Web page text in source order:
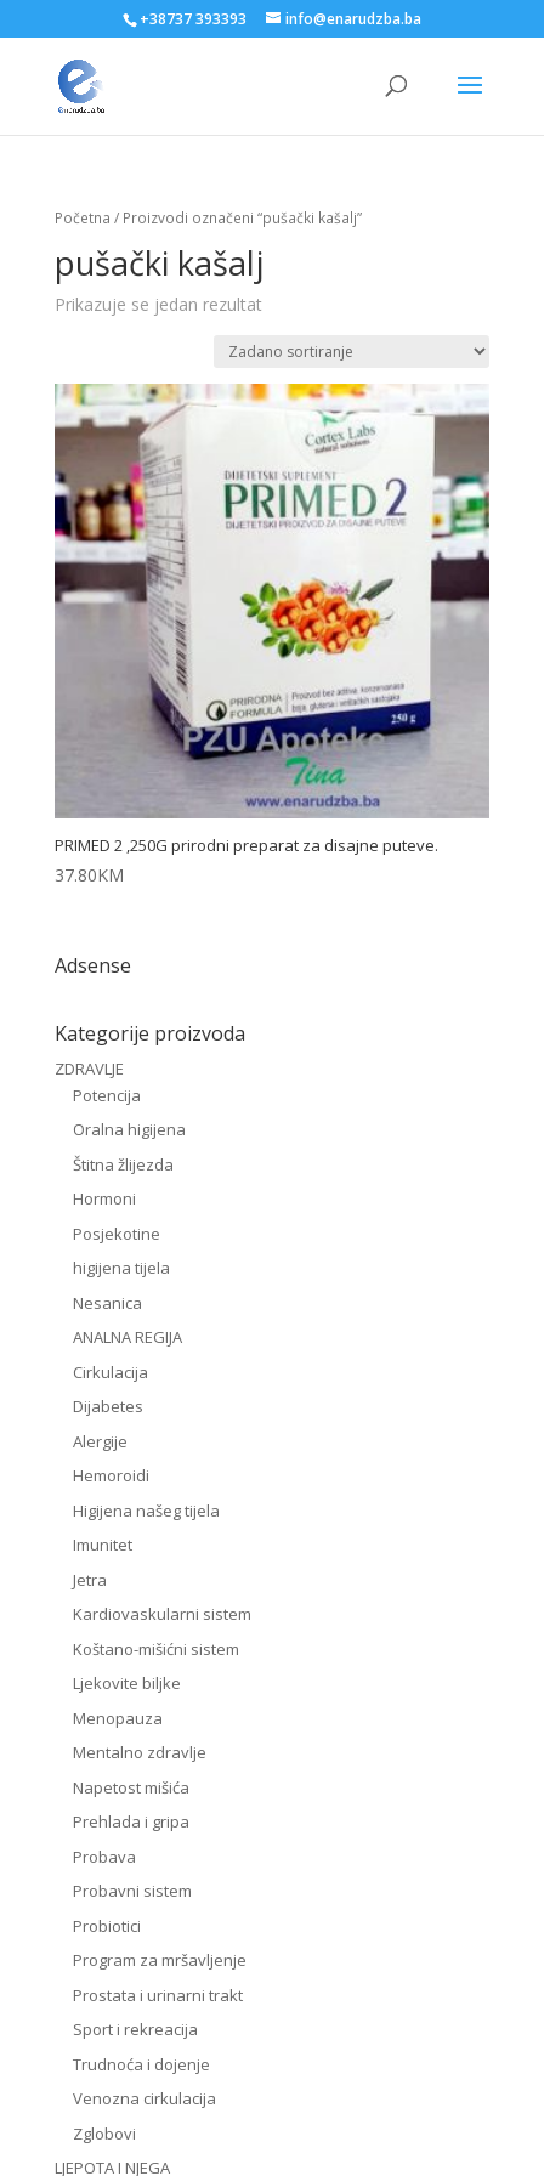
+38737 393393 info@enarudzba.ba
Početna / Proizvodi označeni “pušački kašalj”
pušački kašalj
Prikazuje se jedan rezultat
PRIMED 2 ,250G prirodni preparat za disajne puteve.
37.80KM
Adsense
Kategorije proizvoda
ZDRAVLJE
Potencija
Oralna higijena
Štitna žlijezda
Hormoni
Posjekotine
higijena tijela
Nesanica
ANALNA REGIJA
Cirkulacija
Dijabetes
Alergije
Hemoroidi
Higijena našeg tijela
Imunitet
Jetra
Kardiovaskularni sistem
Koštano-mišićni sistem
Ljekovite biljke
Menopauza
Mentalno zdravlje
Napetost mišića
Prehlada i gripa
Probava
Probavni sistem
Probiotici
Program za mršavljenje
Prostata i urinarni trakt
Sport i rekreacija
Trudnoća i dojenje
Venozna cirkulacija
Zglobovi
LJEPOTA I NJEGA